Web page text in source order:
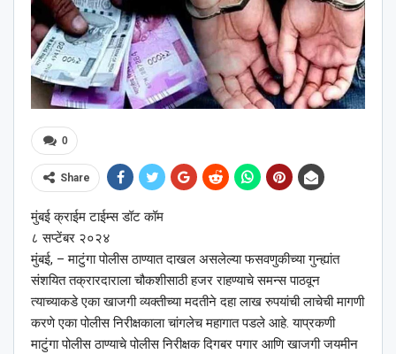
0
Share
मुंबई क्राईम टाईम्स डॉट कॉम
८ सप्टेंबर २०२४
मुंबई, – माटुंगा पोलीस ठाण्यात दाखल असलेल्या फसवणुकीच्या गुन्ह्यांत
संशयित तक्रारदाराला चौकशीसाठी हजर राहण्याचे समन्स पाठवून
त्याच्याकडे एका खाजगी व्यक्तीच्या मदतीने दहा लाख रुपयांची लाचेची मागणी
करणे एका पोलीस निरीक्षकाला चांगलेच महागात पडले आहे. याप्रकणी
माटुंगा पोलीस ठाण्याचे पोलीस निरीक्षक दिगबर पगार आणि खाजगी जयमीन